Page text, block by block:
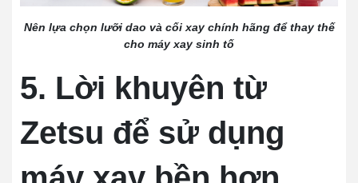
Nên lựa chọn lưỡi dao và cối xay chính hãng để thay thế
cho máy xay sinh tố
5. Lời khuyên từ
Zetsu để sử dụng